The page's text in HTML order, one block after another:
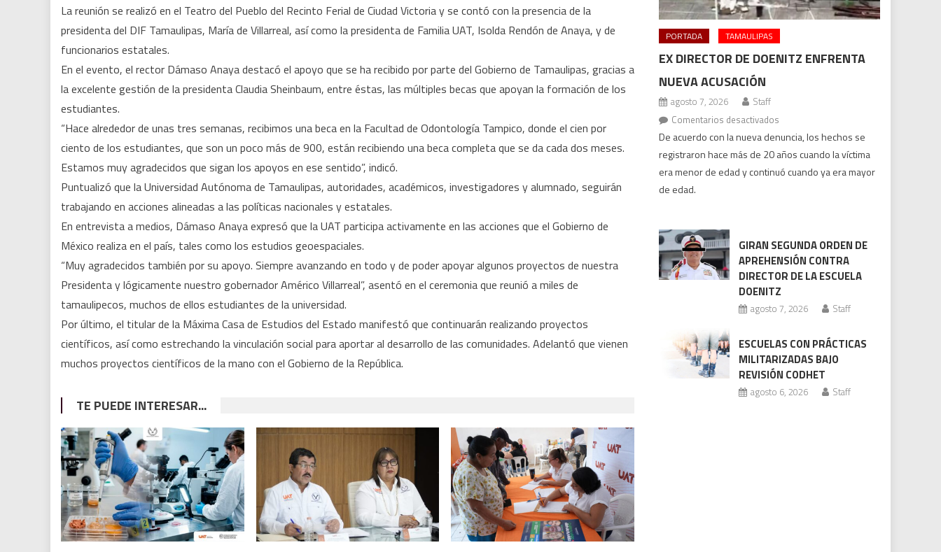
enfatiza
la
esfuerzos
acorde
gobierno
federal
La reunión se realizó en el Teatro del Pueblo del Recinto Ferial de Ciudad Victoria y se contó con la presencia de la
presidenta del DIF Tamaulipas, María de Villarreal, así como la presidenta de Familia UAT, Isolda Rendón de Anaya, y de
funcionarios estatales.
En el evento, el rector Dámaso Anaya destacó el apoyo que se ha recibido por parte del Gobierno de Tamaulipas, gracias a
la excelente gestión de la presidenta Claudia Sheinbaum, entre éstas, las múltiples becas que apoyan la formación de los
estudiantes.
“Hace alrededor de unas tres semanas, recibimos una beca en la Facultad de Odontología Tampico, donde el cien por
ciento de los estudiantes, que son un poco más de 900, están recibiendo una beca completa que se da cada dos meses.
Estamos muy agradecidos que sigan los apoyos en ese sentido”, indicó.
Puntualizó que la Universidad Autónoma de Tamaulipas, autoridades, académicos, investigadores y alumnado, seguirán
trabajando en acciones alineadas a las políticas nacionales y estatales.
En entrevista a medios, Dámaso Anaya expresó que la UAT participa activamente en las acciones que el Gobierno de
México realiza en el país, tales como los estudios geoespaciales.
“Muy agradecidos también por su apoyo. Siempre avanzando en todo y de poder apoyar algunos proyectos de nuestra
Presidenta y lógicamente nuestro gobernador Américo Villarreal”, asentó en el ceremonia que reunió a miles de
tamaulipecos, muchos de ellos estudiantes de la universidad.
Por último, el titular de la Máxima Casa de Estudios del Estado manifestó que continuarán realizando proyectos
científicos, así como estrechando la vinculación social para aportar al desarrollo de las comunidades. Adelantó que vienen
muchos proyectos científicos de la mano con el Gobierno de la República.
TE PUEDE INTERESAR...
PORTADA TAMAULIPAS
EX DIRECTOR DE DOENITZ ENFRENTA
NUEVA ACUSACIÓN
agosto 7, 2026
Staff
Comentarios desactivados
Ex
director
de
De acuerdo con la nueva denuncia, los hechos se
registraron hace más de 20 años cuando la víctima
era menor de edad y continuó cuando ya era mayor
de edad.
GIRAN SEGUNDA ORDEN DE
APREHENSIÓN CONTRA
DIRECTOR DE LA ESCUELA
DOENITZ
agosto 7, 2026 Staff
ESCUELAS CON PRÁCTICAS
MILITARIZADAS BAJO
REVISIÓN CODHET
agosto 6, 2026 Staff